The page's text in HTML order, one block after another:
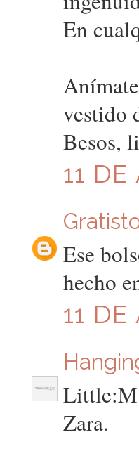
En
vestido
Besos,
11
Ese
hecho
11
Zara.